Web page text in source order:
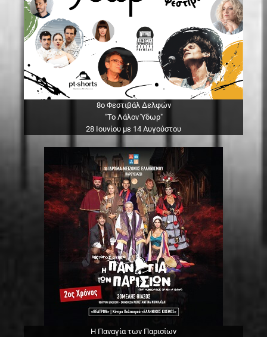
8ο Φεστιβάλ Δελφών
"Το Λάλον Ύδωρ"
28 Ιουνίου με 14 Αυγούστου
Η Παναγία των Παρισίων